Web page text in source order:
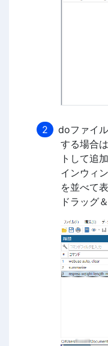
doファイ
する場合
トして追
インウィ
を並べて
ドラッグ